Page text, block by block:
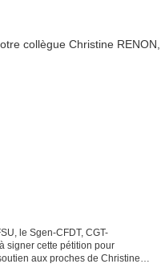
le Sgen-CFDT, CGT-
signer cette pétition pour
aux proches de Christine